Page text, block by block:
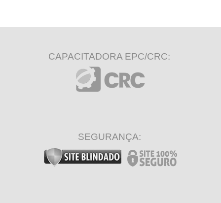
CAPACITADORA EPC/CRC:
SEGURANÇA: